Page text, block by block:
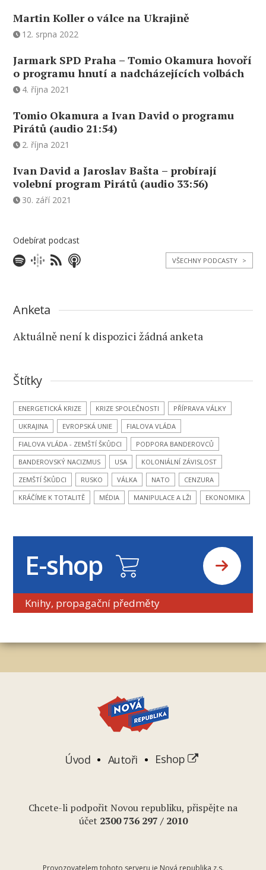
Martin Koller o válce na Ukrajině
12. srpna 2022
Jarmark SPD Praha – Tomio Okamura hovoří
o programu hnutí a nadcházejících volbách
4. října 2021
Tomio Okamura a Ivan David o programu
Pirátů (audio 21:54)
2. října 2021
Ivan David a Jaroslav Bašta – probírají
volební program Pirátů (audio 33:56)
30. září 2021
Odebírat podcast
VŠECHNY PODCASTY >
Anketa
Aktuálně není k dispozici žádná anketa
Štítky
ENERGETICKÁ KRIZE KRIZE SPOLEČNOSTI
PŘÍPRAVA VÁLKY
UKRAJINA
EVROPSKÁ UNIE
FIALOVA VLÁDA
FIALOVA VLÁDA - ZEMŠTÍ ŠKŮDCI
PODPORA BANDEROVCŮ
BANDEROVSKÝ NACIZMUS
USA
KOLONIÁLNÍ ZÁVISLOST
ZEMŠTÍ ŠKŮDCI
RUSKO VÁLKA NATO
CENZURA
KRÁČÍME K TOTALITĚ
MÉDIA MANIPULACE A LŽI EKONOMIKA
E-shop
Knihy, propagační předměty
Úvod Autoři Eshop
Chcete-li podpořit Novou republiku, přispějte na
účet 2300 736 297 / 2010
Provozovatelem tohoto serveru je Nová republika z.s.